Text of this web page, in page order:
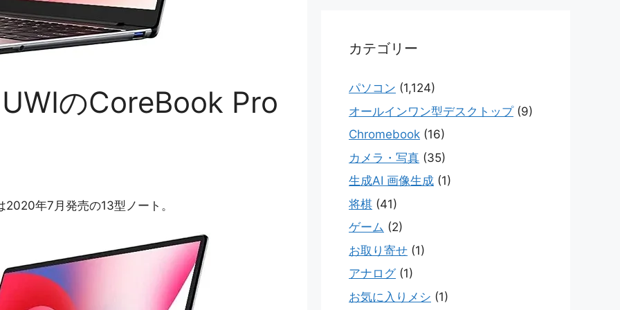
のCoreBook Pro
年7月発売の13型ノート。
カテゴリー
パソコン (1,124)
オールインワン型デスクトップ(9)
Chromebook (16)
カメラ・写真 (35)
生成AI 画像生成 (1)
将棋 (41)
ゲーム (2)
お取り寄せ (1)
アナログ(1)
お気に入りメシ (1)